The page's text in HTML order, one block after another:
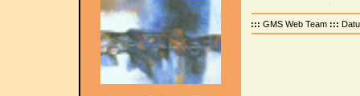
:::GMS Web Team :::